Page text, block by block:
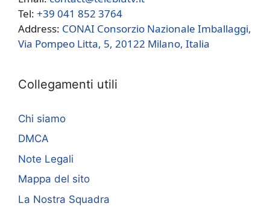
Tel: +39 041 852 3764
Address: CONAI Consorzio Nazionale Imballaggi,
Via Pompeo Litta, 5, 20122 Milano, Italia
Collegamenti utili
Chi siamo
DMCA
Note Legali
Mappa del sito
La Nostra Squadra